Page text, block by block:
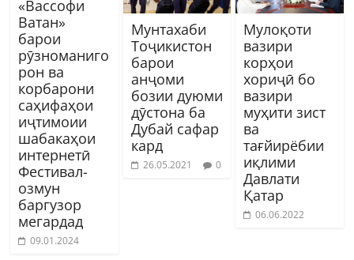
«Вассофи
Ватан»
барои
рӯзноманиго
рон ва
корбарони
саҳифаҳои
иҷтимоии
шабакаҳои
интернетӣ
Фестивал-
озмун
баргузор
мегардад
09.01.2024
Мунтахаби
Тоҷикистон
барои
анҷоми
бозии дуюми
дӯстона ба
Дубай сафар
кард
26.05.2021 0
Мулоқоти
вазири
корҳои
хориҷӣ бо
вазири
муҳити зист
ва
тағйирёбии
иқлими
Давлати
Қатар
06.06.2022